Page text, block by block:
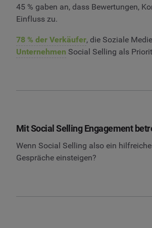
45 % gaben an, dass Bewertungen,
Einfluss zu.
78 % der Verkäufer, die Soziale
Unternehmen Social Selling als
Mit Social Selling Engagement
Wenn Social Selling also ein
Gespräche einsteigen?